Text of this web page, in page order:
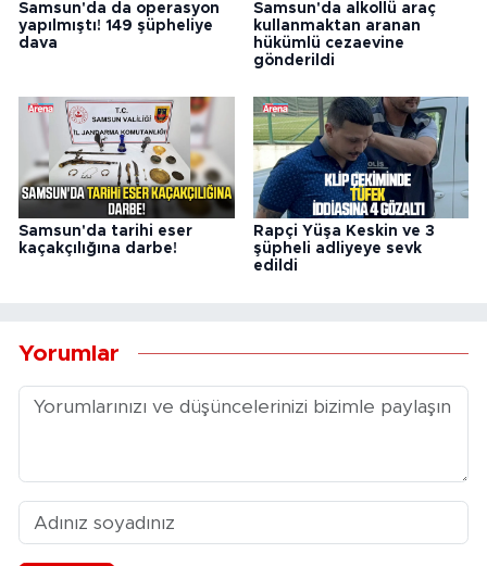
Samsun'da da operasyon
yapılmıştı! 149 şüpheliye
dava
Samsun'da alkollü araç
kullanmaktan aranan
hükümlü cezaevine
gönderildi
Samsun'da tarihi eser
kaçakçılığına darbe!
Rapçi Yüşa Keskin ve 3
şüpheli adliyeye sevk
edildi
Yorumlar